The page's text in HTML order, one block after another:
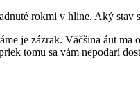
rokmi v hline. Aký stav
je zázrak. Väčšina áut ma
tomu sa vám nepodarí